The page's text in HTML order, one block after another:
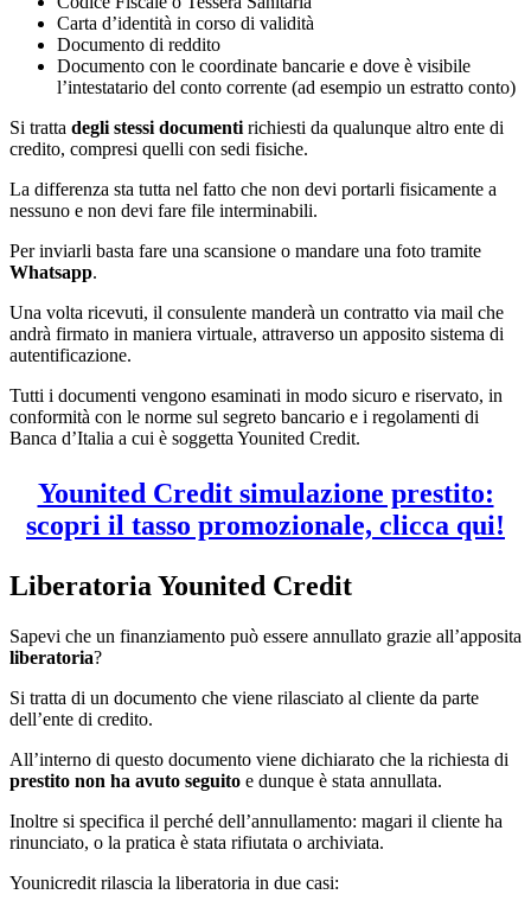
Carta d’identità in corso di validità
Documento di reddito
Documento con le coordinate bancarie e dove è visibile
l’intestatario del conto corrente (ad esempio un estratto conto)
Si tratta degli stessi documenti richiesti da qualunque altro ente di
credito, compresi quelli con sedi fisiche.
La differenza sta tutta nel fatto che non devi portarli fisicamente a
nessuno e non devi fare file interminabili.
Per inviarli basta fare una scansione o mandare una foto tramite
Whatsapp.
Una volta ricevuti, il consulente manderà un contratto via mail che
andrà firmato in maniera virtuale, attraverso un apposito sistema di
autentificazione.
Tutti i documenti vengono esaminati in modo sicuro e riservato, in
conformità con le norme sul segreto bancario e i regolamenti di
Banca d’Italia a cui è soggetta Younited Credit.
Younited Credit simulazione prestito:
scopri il tasso promozionale, clicca qui!
Liberatoria Younited Credit
Sapevi che un finanziamento può essere annullato grazie all’apposita
liberatoria?
Si tratta di un documento che viene rilasciato al cliente da parte
dell’ente di credito.
All’interno di questo documento viene dichiarato che la richiesta di
prestito non ha avuto seguito e dunque è stata annullata.
Inoltre si specifica il perché dell’annullamento: magari il cliente ha
rinunciato, o la pratica è stata rifiutata o archiviata.
Younicredit rilascia la liberatoria in due casi: